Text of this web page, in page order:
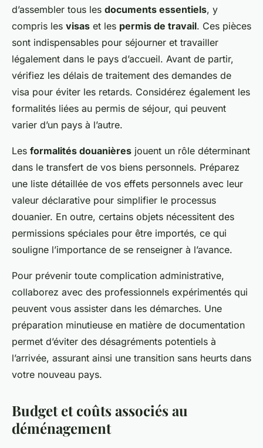
d’assembler tous les documents essentiels, y
compris les visas et les permis de travail. Ces pièces
sont indispensables pour séjourner et travailler
légalement dans le pays d’accueil. Avant de partir,
vérifiez les délais de traitement des demandes de
visa pour éviter les retards. Considérez également les
formalités liées au permis de séjour, qui peuvent
varier d’un pays à l’autre.
Les formalités douanières jouent un rôle déterminant
dans le transfert de vos biens personnels. Préparez
une liste détaillée de vos effets personnels avec leur
valeur déclarative pour simplifier le processus
douanier. En outre, certains objets nécessitent des
permissions spéciales pour être importés, ce qui
souligne l’importance de se renseigner à l’avance.
Pour prévenir toute complication administrative,
collaborez avec des professionnels expérimentés qui
peuvent vous assister dans les démarches. Une
préparation minutieuse en matière de documentation
permet d’éviter des désagréments potentiels à
l’arrivée, assurant ainsi une transition sans heurts dans
votre nouveau pays.
Budget et coûts associés au
déménagement